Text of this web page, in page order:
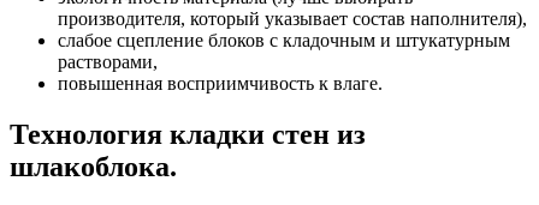
производителя, который указывает состав наполнителя),
слабое сцепление блоков с кладочным и штукатурным
растворами,
повышенная восприимчивость к влаге.
Технология кладки стен из
шлакоблока.